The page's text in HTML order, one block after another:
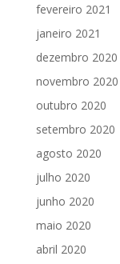
fevereiro 2021
janeiro 2021
dezembro 2020
novembro 2020
outubro 2020
setembro 2020
agosto 2020
julho 2020
junho 2020
maio 2020
abril 2020